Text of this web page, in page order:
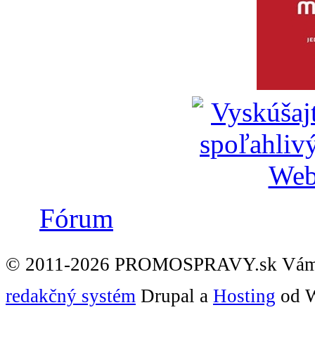
Fórum
© 2011-2026 PROMOSPRAVY.sk
redakčný systém Drupal a Hosting od